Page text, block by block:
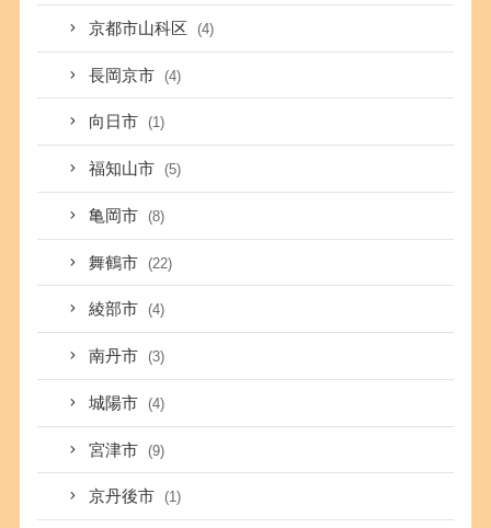
京都市山科区 (4)
長岡京市 (4)
向日市 (1)
福知山市 (5)
亀岡市 (8)
舞鶴市 (22)
綾部市 (4)
南丹市 (3)
城陽市 (4)
宮津市 (9)
京丹後市 (1)